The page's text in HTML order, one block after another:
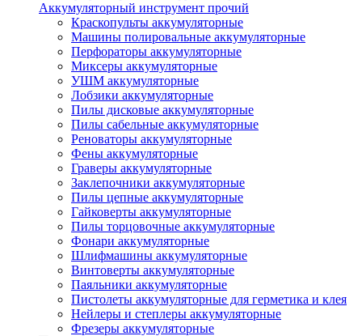
Аккумуляторный инструмент прочий
Краскопульты аккумуляторные
Машины полировальные аккумуляторные
Перфораторы аккумуляторные
Миксеры аккумуляторные
УШМ аккумуляторные
Лобзики аккумуляторные
Пилы дисковые аккумуляторные
Пилы сабельные аккумуляторные
Реноваторы аккумуляторные
Фены аккумуляторные
Граверы аккумуляторные
Заклепочники аккумуляторные
Пилы цепные аккумуляторные
Гайковерты аккумуляторные
Пилы торцовочные аккумуляторные
Фонари аккумуляторные
Шлифмашины аккумуляторные
Винтоверты аккумуляторные
Паяльники аккумуляторные
Пистолеты аккумуляторные для герметика и клея
Нейлеры и степлеры аккумуляторные
Фрезеры аккумуляторные